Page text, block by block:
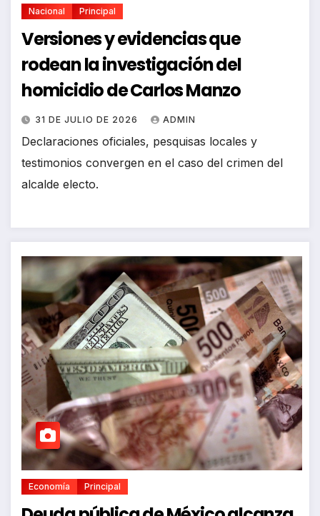
Nacional Principal
Versiones y evidencias que
rodean la investigación del
homicidio de Carlos Manzo
31 DE JULIO DE 2026 ADMIN
Declaraciones oficiales, pesquisas locales y
testimonios convergen en el caso del crimen del
alcalde electo.
Economía Principal